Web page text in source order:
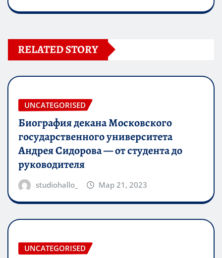
RELATED STORY
UNCATEGORISED
Биография декана Московского
государственного университета
Андрея Сидорова — от студента до
руководителя
studiohallo_ Мар 21, 2023
UNCATEGORISED